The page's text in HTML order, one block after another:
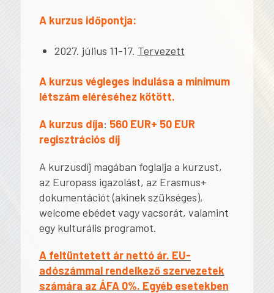
A kurzus időpontja:
2027. július 11-17. Tervezett
A kurzus végleges indulása a minimum
létszám eléréséhez kötött.
A kurzus díja: 560 EUR+ 50 EUR
regisztrációs díj
A kurzusdíj magában foglalja a kurzust,
az Europass igazolást, az Erasmus+
dokumentációt (akinek szükséges),
welcome ebédet vagy vacsorát, valamint
egy kulturális programot.
A feltüntetett ár nettó ár. EU-
adószámmal rendelkező szervezetek
számára az ÁFA 0%. Egyéb esetekben